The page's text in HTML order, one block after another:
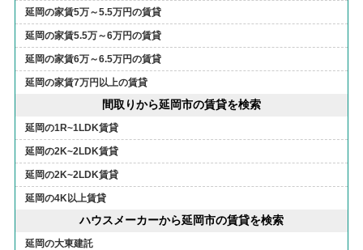
延岡の家賃5万～5.5万円の賃貸
延岡の家賃5.5万～6万円の賃貸
延岡の家賃6万～6.5万円の賃貸
延岡の家賃7万円以上の賃貸
間取りから延岡市の賃貸を検索
延岡の1R~1LDK賃貸
延岡の2K~2LDK賃貸
延岡の2K~2LDK賃貸
延岡の4K以上賃貸
ハウスメーカーから延岡市の賃貸を検索
延岡の大東建託